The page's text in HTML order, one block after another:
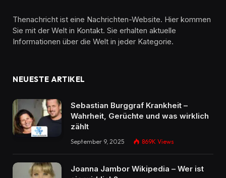
Thenachricht ist eine Nachrichten-Website. Hier kommen
Sie mit der Welt in Kontakt. Sie erhalten aktuelle
Informationen über die Welt in jeder Kategorie.
NEUESTE ARTIKEL
Sebastian Burggraf Krankheit –
Wahrheit, Gerüchte und was wirklich
zählt
September 9, 2025 869K Views
Joanna Jambor Wikipedia – Wer ist